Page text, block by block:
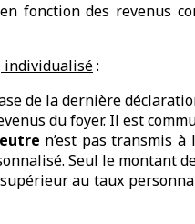
fonction des revenus
individualisé:
de la dernière
du foyer. Il est
n’est pas transmis
Seul le montant
au taux